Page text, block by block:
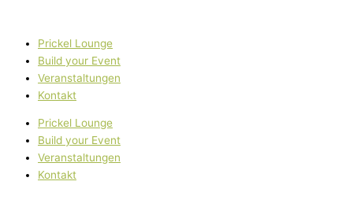
springenPrickel Lounge
Build your Event
Veranstaltungen
Kontakt
Prickel Lounge
Build your Event
Veranstaltungen
Kontakt